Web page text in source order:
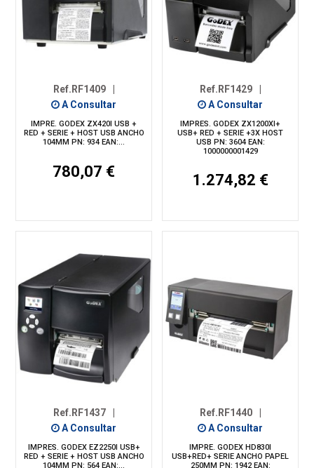
Ref.RF1409
A Consultar
IMPRE. GODEX ZX420I USB +
RED + SERIE + HOST USB ANCHO
104MM PN: 934 EAN:...
780,07 €
Ref.RF1429
A Consultar
IMPRES. GODEX ZX1200XI+
USB+ RED + SERIE +3X HOST
USB PN: 3604 EAN:
1000000001429
1.274,82 €
Ref.RF1437
A Consultar
IMPRES. GODEX EZ2250I USB+
RED + SERIE + HOST USB ANCHO
104MM PN: 564 EAN:...
Ref.RF1440
A Consultar
IMPRE. GODEX HD830I
USB+RED+ SERIE ANCHO PAPEL
250MM PN: 1942 EAN: